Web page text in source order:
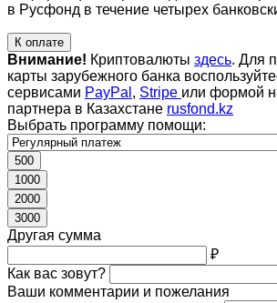
в Русфонд в течение четырех
К оплате
Внимание! Криптовалюты здесь. Для
карты зарубежного банка
сервисами PayPal , Stripe или формой
партнера в Казахстане rusfond.kz
Выбрать программу помощи:
500
1000
2000
3000
Другая сумма
₽
Как вас зовут?
Ваши комментарии и пожелания